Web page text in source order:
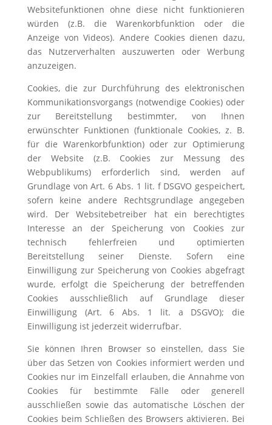
Websitefunktionen ohne diese nicht funktionieren
würden (z.B. die Warenkorbfunktion oder die
Anzeige von Videos). Andere Cookies dienen dazu,
das Nutzerverhalten auszuwerten oder Werbung
anzuzeigen.
Cookies, die zur Durchführung des elektronischen
Kommunikationsvorgangs (notwendige Cookies) oder
zur Bereitstellung bestimmter, von Ihnen
erwünschter Funktionen (funktionale Cookies, z. B.
für die Warenkorbfunktion) oder zur Optimierung
der Website (z.B. Cookies zur Messung des
Webpublikums) erforderlich sind, werden auf
Grundlage von Art. 6 Abs. 1 lit. f DSGVO gespeichert,
sofern keine andere Rechtsgrundlage angegeben
wird. Der Websitebetreiber hat ein berechtigtes
Interesse an der Speicherung von Cookies zur
technisch fehlerfreien und optimierten
Bereitstellung seiner Dienste. Sofern eine
Einwilligung zur Speicherung von Cookies abgefragt
wurde, erfolgt die Speicherung der betreffenden
Cookies ausschließlich auf Grundlage dieser
Einwilligung (Art. 6 Abs. 1 lit. a DSGVO); die
Einwilligung ist jederzeit widerrufbar.
Sie können Ihren Browser so einstellen, dass Sie
über das Setzen von Cookies informiert werden und
Cookies nur im Einzelfall erlauben, die Annahme von
Cookies für bestimmte Fälle oder generell
ausschließen sowie das automatische Löschen der
Cookies beim Schließen des Browsers aktivieren. Bei